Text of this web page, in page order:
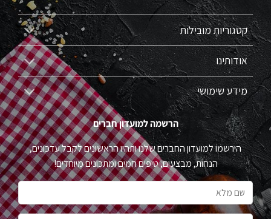
קטגוריות מובילות
אודותינו
מידע שימושי
הרשמה למועדון חברים
הירשמו למועדון החברים שלנו ותהיו הראשונים לקבל עדכונים,
הנחות, מבצעים, טיפים חמים ומתכונים מיוחדים!